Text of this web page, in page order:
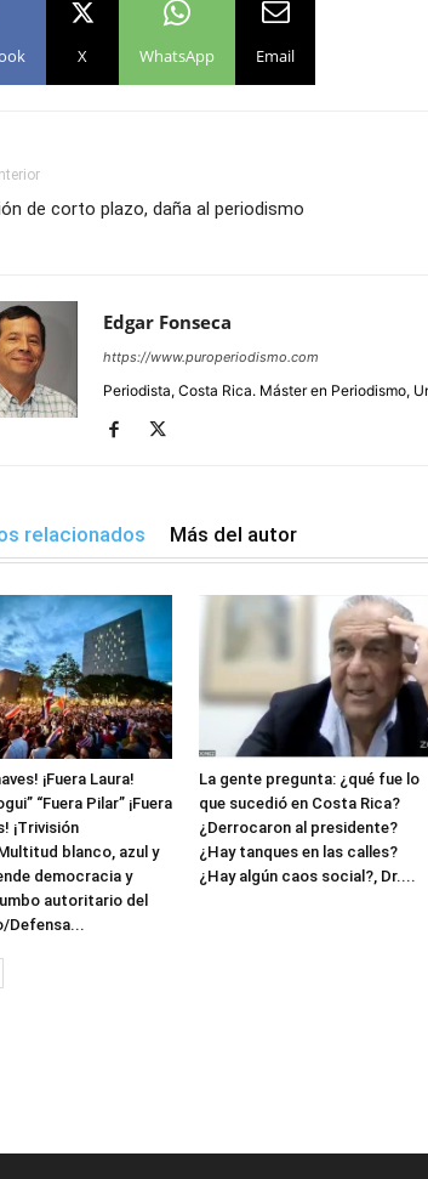
X WhatsApp Email
de corto plazo, daña al periodismo
Edgar Fonseca
https://www.puroperiodismo.com
Periodista, Costa Rica. Máster en Periodismo,
relacionados Más del autor
¡Fuera Laura!
“Fuera Pilar” ¡Fuera
¡Trivisión
blanco, azul y
democracia y
autoritario del
Defensa...
La gente pregunta: ¿qué fue lo
que sucedió en Costa Rica?
¿Derrocaron al presidente?
¿Hay tanques en las calles?
¿Hay algún caos social?, Dr....